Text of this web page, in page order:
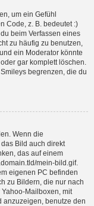
um ein Gefühl
Code, z. B. bedeutet :)
beim Verfassen eines
zu häufig zu benutzen,
ein Moderator könnte
gar komplett löschen.
begrenzen, die du
Wenn die
Bild auch direkt
das auf einem
mein-bild.gif.
eigenen PC befinden
zu Bildern, die nur nach
Mailboxen, mit
anzuzeigen, benutze den